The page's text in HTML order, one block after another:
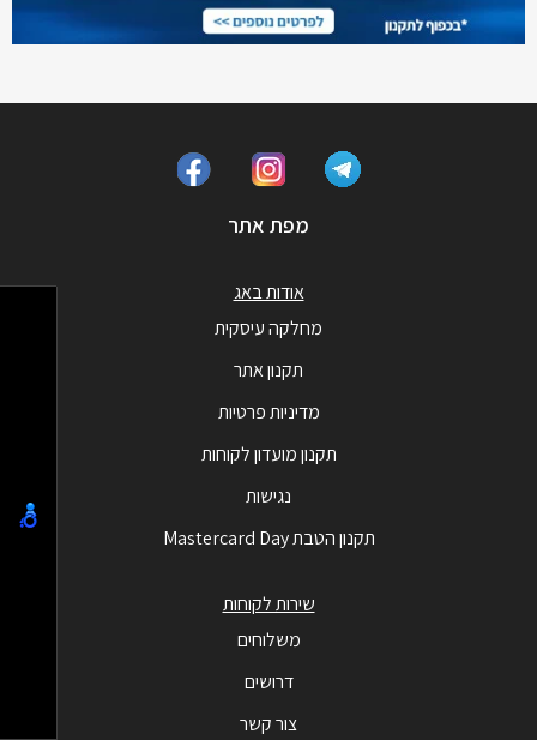
מפת אתר
אודות באג
מחלקה עיסקית
תקנון אתר
מדיניות פרטיות
תקנון מועדון לקוחות
נגישות
תקנון הטבת Mastercard Day
שירות לקוחות
משלוחים
דרושים
צור קשר